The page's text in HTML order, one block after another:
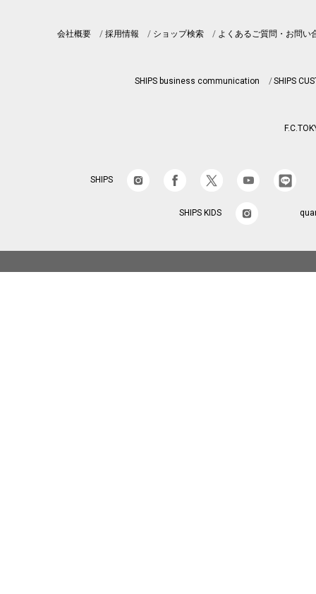
会社概要 採用情報 ショップ検索 よくあるご質問・お問い
SHIPS business communication SHIPS
SHIPS
SHIPS KIDS